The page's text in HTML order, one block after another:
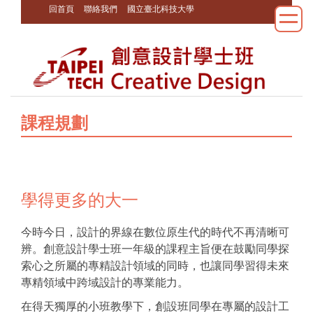
容
回首頁 聯絡我們 國立臺北科技大學
課程規劃
學得更多的大一
今時今日，設計的界線在數位原生代的時代不再清晰可
辨。創意設計學士班一年級的課程主旨便在鼓勵同學探
索心之所屬的專精設計領域的同時，也讓同學習得未來
專精領域中跨域設計的專業能力。
在得天獨厚的小班教學下，創設班同學在專屬的設計工